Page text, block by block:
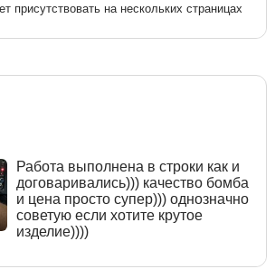
присутствовать на нескольких страницах
Работа выполнена в строки как и
договаривались))) качество бомба
и цена просто супер))) однозначно
советую если хотите крутое
изделие))))